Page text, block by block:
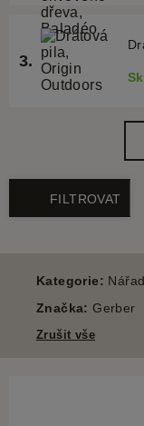
FILTROVAT
Kategorie:
Značka: Gerber
Zrušit vše